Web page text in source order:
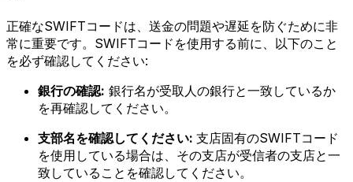
正確なSWIFTコードは、送金の問題や遅延を防ぐために非
常に重要です。SWIFTコードを使用する前に、以下のこと
を必ず確認してください:
銀行の確認: 銀行名が受取人の銀行と一致しているか
を再確認してください。
支部名を確認してください: 支店固有のSWIFTコード
を使用している場合は、その支店が受信者の支店と一
致していることを確認してください。